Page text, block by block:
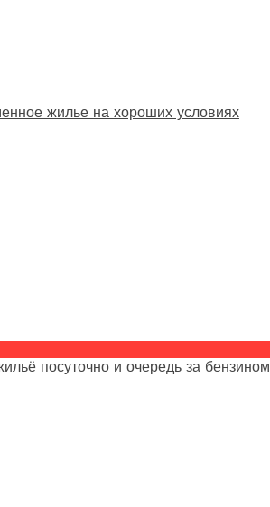
жилье на хороших условиях
посуточно и очередь за бензином